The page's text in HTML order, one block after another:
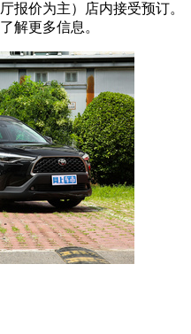
报价为主）店内接受预订。
解更多信息。